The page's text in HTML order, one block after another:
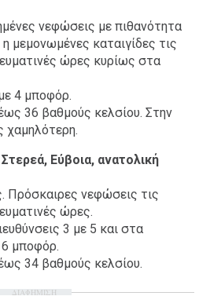
νεφώσεις με πιθανότητα
μεμονωμένες καταιγίδες τις
ώρες κυρίως στα
4 μποφόρ.
36 βαθμούς κελσίου. Στην
χαμηλότερη.
Εύβοια, ανατολική
Πρόσκαιρες νεφώσεις τις
ώρες.
3 με 5 και στα
μποφόρ.
34 βαθμούς κελσίου.
ΔΙΑΦΗΜΙΣΗ